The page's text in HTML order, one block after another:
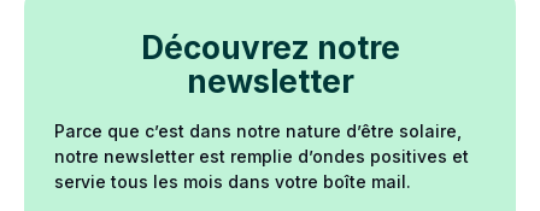
Découvrez notre
newsletter
Parce que c’est dans notre nature d’être solaire,
notre newsletter est remplie d’ondes positives et
servie tous les mois dans votre boîte mail.